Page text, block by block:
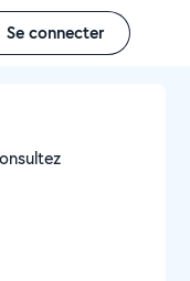
Se connecter